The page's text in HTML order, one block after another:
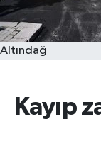
Altındağ
Kayıp